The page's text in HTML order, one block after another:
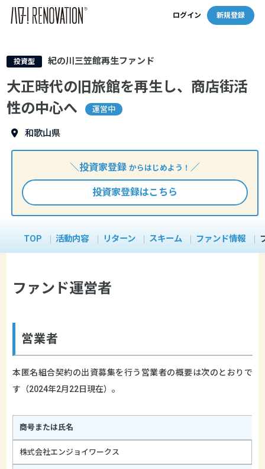
ログイン 新規登録
投資型 紀の川三笠館再生ファンド
大正時代の旧旅館を再生し、商店街活
性の中心へ
運営中
和歌山県
＼投資家登録 からはじめよう！ ／
投資家登録はこちら
TOP 活動内容 リターン スキーム ファンド情報
ファンド運営者
営業者
本匿名組合契約の出資募集を行う営業者の概要は次のとおりで
す（2024年2月22日現在）。
商号または氏名
株式会社エンジョイワークス